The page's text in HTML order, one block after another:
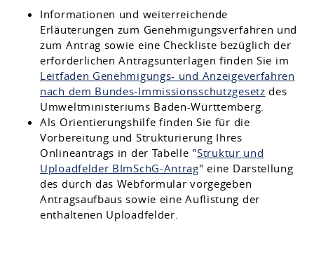
Informationen und weiterreichende
Erläuterungen zum Genehmigungsverfahren und
zum Antrag sowie eine Checkliste bezüglich der
erforderlichen Antragsunterlagen finden Sie im
Leitfaden Genehmigungs- und Anzeigeverfahren
nach dem Bundes-Immissionsschutzgesetz des
Umweltministeriums Baden-Württemberg.
Als Orientierungshilfe finden Sie für die
Vorbereitung und Strukturierung Ihres
Onlineantrags in der Tabelle "Struktur und
Uploadfelder BImSchG-Antrag" eine Darstellung
des durch das Webformular vorgegeben
Antragsaufbaus sowie eine Auflistung der
enthaltenen Uploadfelder.